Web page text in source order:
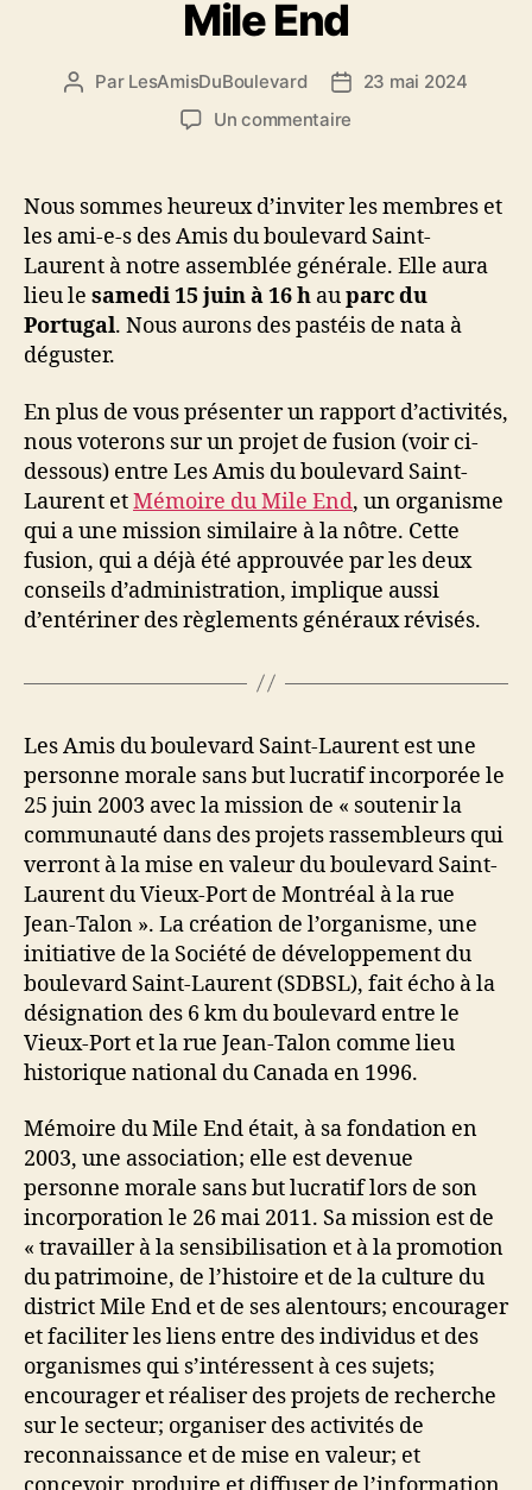
Mile End
Auteur
Par LesAmisDuBoulevard
Date23 mai 2024
Un commentaire
–
Fusion
avec
Mémoire
du
Mile
Nous sommes heureux d’inviter les membres et
les ami-e-s des Amis du boulevard Saint-
Laurent à notre assemblée générale. Elle aura
lieu le samedi 15 juin à 16 h auparc du
Portugal. Nous aurons des pastéis de nata à
déguster.
En plus de vous présenter un rapport d’activités,
nous voterons sur un projet de fusion (voir ci-
dessous) entre Les Amis du boulevard Saint-
Laurent etMémoire du Mile End, un organisme
qui a une mission similaire à la nôtre. Cette
fusion, qui a déjà été approuvée par les deux
conseils d’administration, implique aussi
d’entériner des règlements généraux révisés.
Les Amis du boulevard Saint-Laurent est une
personne morale sans but lucratif incorporée le
25 juin 2003 avec la mission de « soutenir la
communauté dans des projets rassembleurs qui
verront à la mise en valeur du boulevard Saint-
Laurent du Vieux-Port de Montréal à la rue
Jean-Talon ». La création de l’organisme, une
initiative de la Société de développement du
boulevard Saint-Laurent (SDBSL), fait écho à la
désignation des 6 km du boulevard entre le
Vieux-Port et la rue Jean-Talon comme lieu
historique national du Canada en 1996.
Mémoire du Mile End était, à sa fondation en
2003, une association; elle est devenue
personne morale sans but lucratif lors de son
incorporation le 26 mai 2011. Sa mission est de
« travailler à la sensibilisation et à la promotion
du patrimoine, de l’histoire et de la culture du
district Mile End et de ses alentours; encourager
et faciliter les liens entre des individus et des
organismes qui s’intéressent à ces sujets;
encourager et réaliser des projets de recherche
sur le secteur; organiser des activités de
reconnaissance et de mise en valeur; et